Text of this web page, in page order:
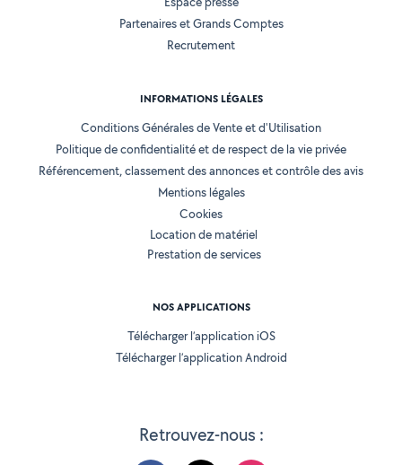
Retrouvez-nous :
Partenaires et Grands Comptes
Recrutement
INFORMATIONS LÉGALES
Conditions Générales de Vente et d'Utilisation
Politique de confidentialité et de respect de la vie privée
Référencement, classement des annonces et contrôle des avis
Mentions légales
Cookies
Location de matériel
Prestation de services
NOS APPLICATIONS
Télécharger l’application iOS
Télécharger l’application Android